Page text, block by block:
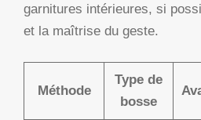
garnitures intérieures, si
et la maîtrise du geste.
Méthode
Type de
bosse